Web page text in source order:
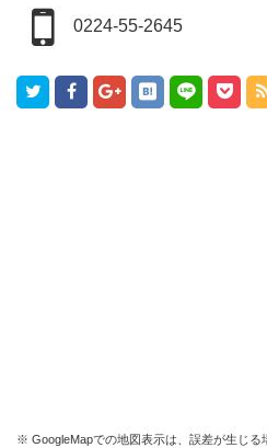
0224-55-2645
※ GoogleMapでの地図表示は、誤差が生じる